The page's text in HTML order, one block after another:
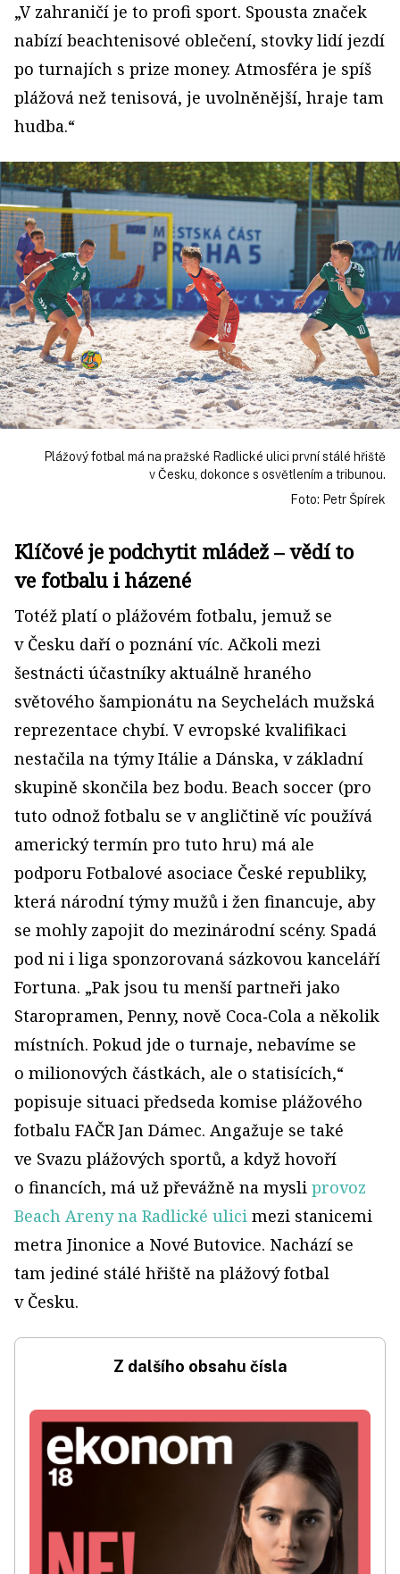
„V zahraničí je to profi sport. Spousta značek
nabízí beachtenisové oblečení, stovky lidí jezdí
po turnajích s prize money. Atmosféra je spíš
plážová než tenisová, je uvolněnější, hraje tam
hudba.“
Plážový fotbal má na pražské Radlické ulici první stálé hřiště
v Česku, dokonce s osvětlením a tribunou.
Foto: Petr Špírek
Klíčové je podchytit mládež – vědí to
ve fotbalu i házené
Totéž platí o plážovém fotbalu, jemuž se
v Česku daří o poznání víc. Ačkoli mezi
šestnácti účastníky aktuálně hraného
světového šampionátu na Seychelách mužská
reprezentace chybí. V evropské kvalifikaci
nestačila na týmy Itálie a Dánska, v základní
skupině skončila bez bodu. Beach soccer (pro
tuto odnož fotbalu se v angličtině víc používá
americký termín pro tuto hru) má ale
podporu Fotbalové asociace České republiky,
která národní týmy mužů i žen financuje, aby
se mohly zapojit do mezinárodní scény. Spadá
pod ni i liga sponzorovaná sázkovou kanceláří
Fortuna. „Pak jsou tu menší partneři jako
Staropramen, Penny, nově Coca‑Cola a několik
místních. Pokud jde o turnaje, nebavíme se
o milionových částkách, ale o statisících,“
popisuje situaci předseda komise plážového
fotbalu FAČR Jan Dámec. Angažuje se také
ve Svazu plážových sportů, a když hovoří
o financích, má už převážně na mysli provoz
Beach Areny na Radlické ulici mezi stanicemi
metra Jinonice a Nové Butovice. Nachází se
tam jediné stálé hřiště na plážový fotbal
v Česku.
Z dalšího obsahu čísla